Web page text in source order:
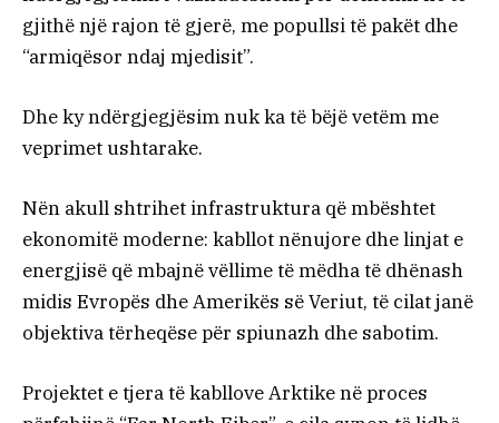
gjithë një rajon të gjerë, me popullsi të pakët dhe
“armiqësor ndaj mjedisit”.
Dhe ky ndërgjegjësim nuk ka të bëjë vetëm me
veprimet ushtarake.
Nën akull shtrihet infrastruktura që mbështet
ekonomitë moderne: kabllot nënujore dhe linjat e
energjisë që mbajnë vëllime të mëdha të dhënash
midis Evropës dhe Amerikës së Veriut, të cilat janë
objektiva tërheqëse për spiunazh dhe sabotim.
Projektet e tjera të kabllove Arktike në proces